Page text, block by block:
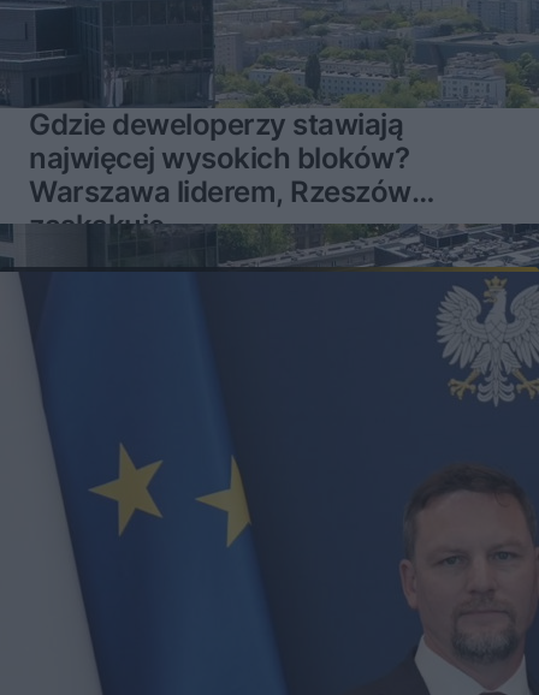
Gdzie deweloperzy stawiają
najwięcej wysokich bloków?
Warszawa liderem, Rzeszów
zaskakuje